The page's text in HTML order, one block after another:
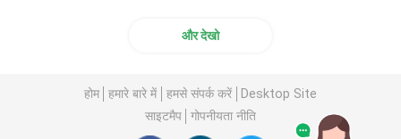
और देखो
होम हमारे बारे में हमसे संपर्क करें
Desktop Site
साइटमैप
गोपनीयता नीति